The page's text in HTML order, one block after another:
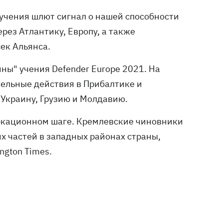
шлют сигнал о нашей способности
Атлантику, Европу, а также
Альянса.
учения Defender Europe 2021. На
действия в Прибалтике и
Грузию и Молдавию.
шаге. Кремлевские чиновники
частей в западных районах страны,
Times.